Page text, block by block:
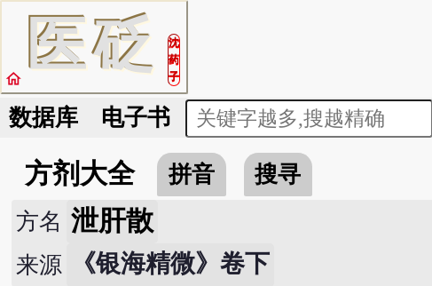
医砭
沈
药
子
home
数据库 电子书
方剂大全 拼音
搜寻
方名 泄肝散
来源 《银海精微》卷下